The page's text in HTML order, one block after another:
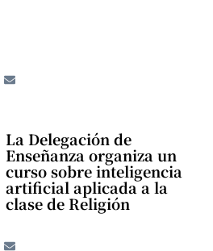
La Delegación de
Enseñanza organiza un
curso sobre inteligencia
artificial aplicada a la
clase de Religión